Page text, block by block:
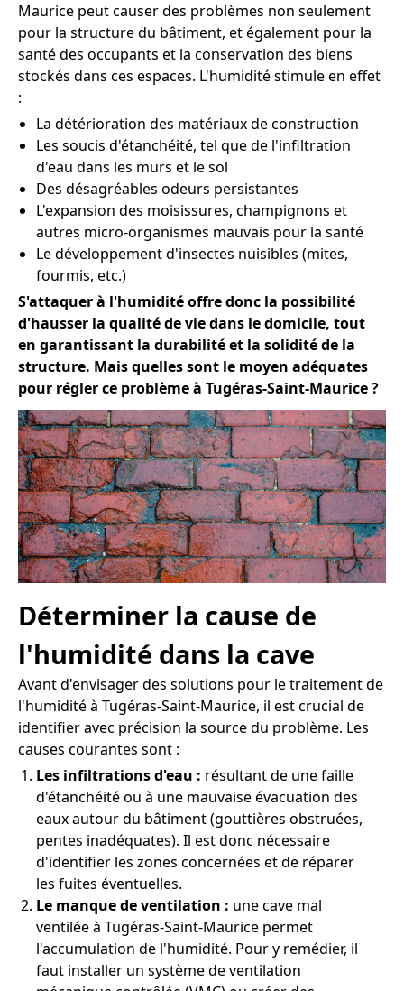
Maurice peut causer des problèmes non seulement
pour la structure du bâtiment, et également pour la
santé des occupants et la conservation des biens
stockés dans ces espaces. L'humidité stimule en effet
:
La détérioration des matériaux de construction
Les soucis d'étanchéité, tel que de l'infiltration
d'eau dans les murs et le sol
Des désagréables odeurs persistantes
L'expansion des moisissures, champignons et
autres micro-organismes mauvais pour la santé
Le développement d'insectes nuisibles (mites,
fourmis, etc.)
S'attaquer à l'humidité offre donc la possibilité
d'hausser la qualité de vie dans le domicile, tout
en garantissant la durabilité et la solidité de la
structure. Mais quelles sont le moyen adéquates
pour régler ce problème à Tugéras-Saint-Maurice ?
Déterminer la cause de
l'humidité dans la cave
Avant d'envisager des solutions pour le traitement de
l'humidité à Tugéras-Saint-Maurice, il est crucial de
identifier avec précision la source du problème. Les
causes courantes sont :
Les infiltrations d'eau : résultant de une faille
d'étanchéité ou à une mauvaise évacuation des
eaux autour du bâtiment (gouttières obstruées,
pentes inadéquates). Il est donc nécessaire
d'identifier les zones concernées et de réparer
les fuites éventuelles.
Le manque de ventilation : une cave mal
ventilée à Tugéras-Saint-Maurice permet
l'accumulation de l'humidité. Pour y remédier, il
faut installer un système de ventilation